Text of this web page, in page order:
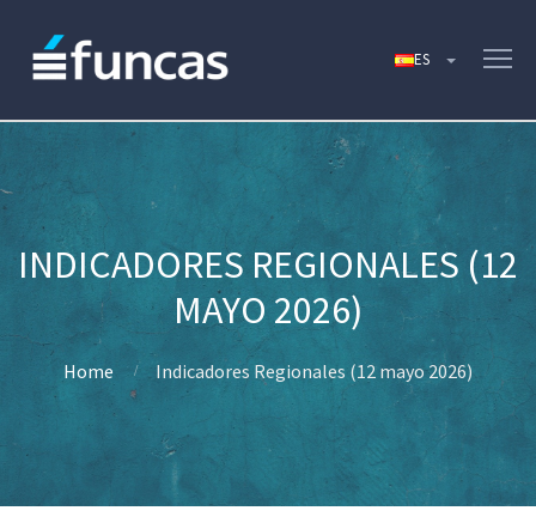
INDICADORES REGIONALES (12
MAYO 2026)
Home Indicadores Regionales (12 mayo 2026)